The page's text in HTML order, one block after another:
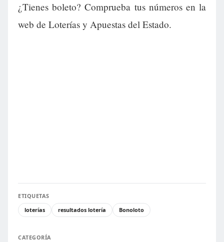
¿Tienes boleto? Comprueba tus números en la
web de Loterías y Apuestas del Estado.
ETIQUETAS
loterías
resultados lotería Bonoloto
CATEGORÍA